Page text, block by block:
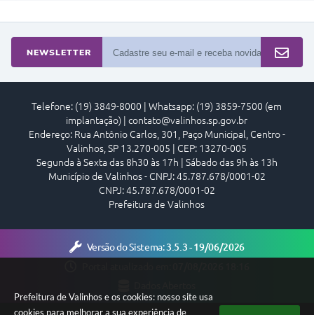
Prefeitura de Valinhos e os cookies: nosso site usa
cookies para melhorar a sua experiência de
NEWSLETTER
Telefone: (19) 3849-8000 | Whatsapp: (19) 3859-7500 (em
implantação) | contato@valinhos.sp.gov.br
Endereço: Rua Antônio Carlos, 301, Paço Municipal, Centro -
Valinhos, SP 13.270-005 | CEP: 13270-005
Segunda à Sexta das 8h30 às 17h | Sábado das 9h às 13h
Município de Valinhos - CNPJ: 45.787.678/0001-02
CNPJ: 45.787.678/0001-02
Prefeitura de Valinhos
Versão do Sistema:3.5.3 - 19/06/2026